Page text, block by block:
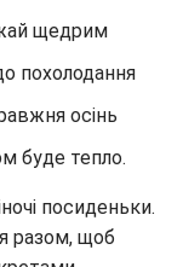
щедрим
похолодання
осінь
буде тепло.
посиденьки.
разом, щоб